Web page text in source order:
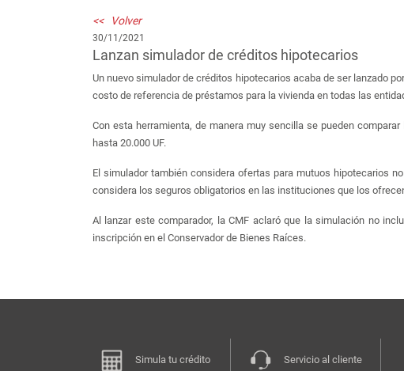
<< Volver
30/11/2021
Lanzan simulador de créditos hipotecarios
Un nuevo simulador de créditos hipotecarios acaba de ser lanzado
costo de referencia de préstamos para la vivienda en todas las
Con esta herramienta, de manera muy sencilla se pueden
hasta 20.000 UF.
El simulador también considera ofertas para mutuos hipotecarios
considera los seguros obligatorios en las instituciones que los
Al lanzar este comparador, la CMF aclaró que la simulación no
inscripción en el Conservador de Bienes Raíces.
Simula tu crédito Servicio al cliente